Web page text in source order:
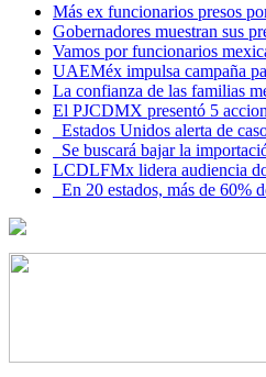
Más ex funcionarios presos
Gobernadores muestran sus
Vamos por funcionarios
UAEMéx impulsa campaña
La confianza de las familias
El PJCDMX presentó 5
Estados Unidos alerta de
Se buscará bajar la
LCDLFMx lidera audiencia
En 20 estados, más de 60%